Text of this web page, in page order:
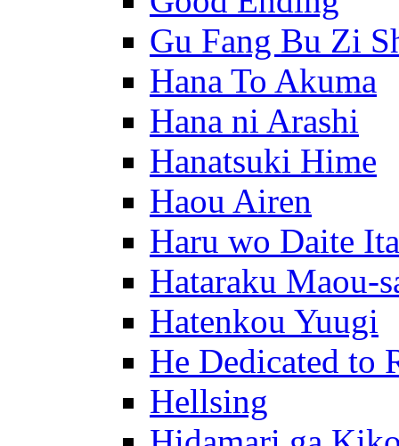
Gu Fang Bu Zi
Hana To Akuma
Hana ni Arashi
Hanatsuki Hime
Haou Airen
Haru wo Daite Ita
Hataraku Maou-
Hatenkou Yuugi
He Dedicated to
Hellsing